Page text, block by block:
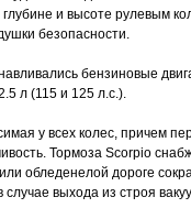
и высоте рулевым
безопасности.
бензиновые
л (115 и 125 л.с.).
у всех колес, причем
Тормоза Scorpio
обледенелой дороге
случае выхода из строя